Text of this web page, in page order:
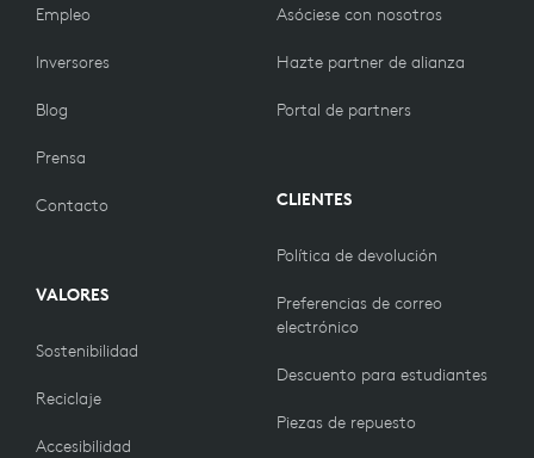
Empleo
Inversores
Blog
Prensa
Contacto
VALORES
Sostenibilidad
Reciclaje
Accesibilidad
Asóciese con nosotros
Hazte partner de alianza
Portal de partners
CLIENTES
Política de devolución
Preferencias de correo
electrónico
Descuento para estudiantes
Piezas de repuesto